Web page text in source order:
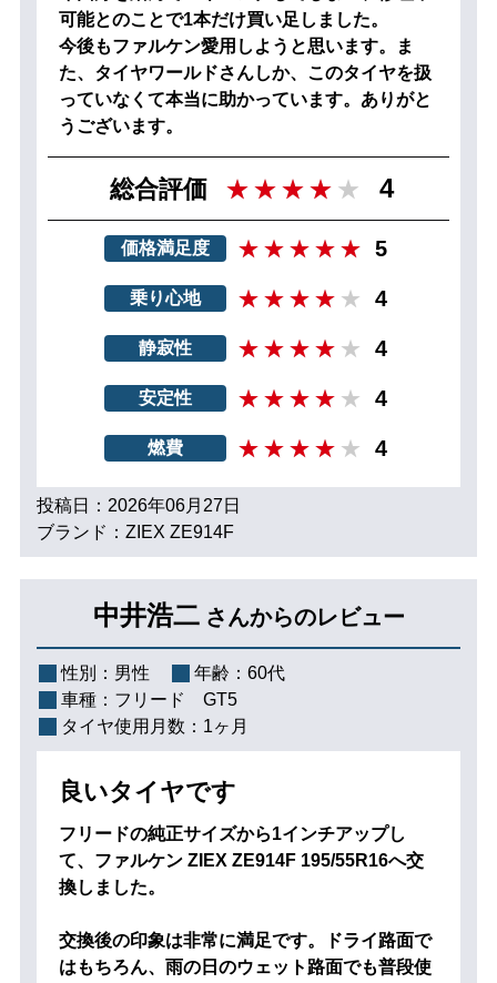
可能とのことで1本だけ買い足しました。
今後もファルケン愛用しようと思います。ま
た、タイヤワールドさんしか、このタイヤを扱
っていなくて本当に助かっています。ありがと
うございます。
総合評価 4
価格満足度 5
乗り心地 4
静寂性 4
安定性 4
燃費 4
投稿日：2026年06月27日
ブランド：ZIEX ZE914F
中井浩二 さんからのレビュー
性別： 男性 年齢： 60代
車種： フリード GT5
タイヤ使用月数： 1ヶ月
良いタイヤです
フリードの純正サイズから1インチアップし
て、ファルケン ZIEX ZE914F 195/55R16へ交
換しました。
交換後の印象は非常に満足です。ドライ路面で
はもちろん、雨の日のウェット路面でも普段使